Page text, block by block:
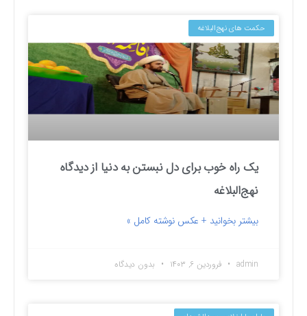
حکمت های نهج‌البلاغه
یک راه خوب برای دل نبستن به دنیا از دیدگاه
نهج‌البلاغه
بیشتر بخوانید + عکس نوشته کامل »
admin فروردین ۶, ۱۴۰۳ بدون دیدگاه